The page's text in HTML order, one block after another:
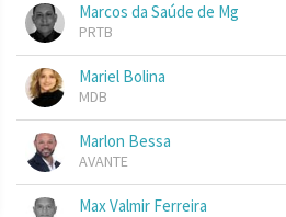
Marcos da Saúde de Mg
PRTB
Mariel Bolina
MDB
Marlon Bessa
AVANTE
Max Valmir Ferreira